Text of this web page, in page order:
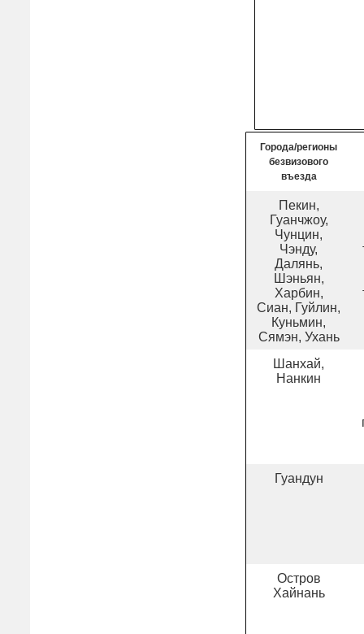
Города/регионы
безвизового
въезда
Пекин,
Гуанчжоу,
Чунцин,
Чэнду,
Далянь,
Шэньян,
Харбин,
Сиан, Гуйлин,
Куньмин,
Сямэн, Ухань
Шанхай,
Нанкин
Гуандун
Остров
Хайнань